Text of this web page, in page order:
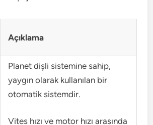
Açıklama
Planet dişli sistemine sahip,
yaygın olarak kullanılan bir
otomatik sistemdir.
Vites hızı ve motor hızı arasında